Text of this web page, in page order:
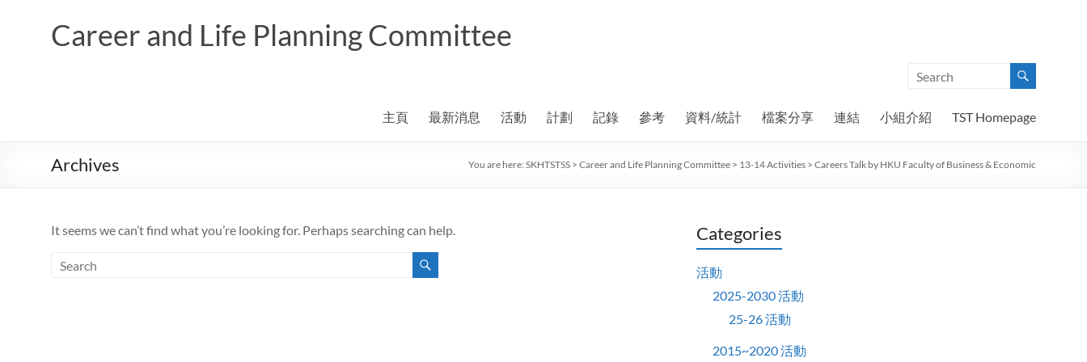
Career and Life Planning Committee
主頁 最新消息 活動 計劃 記錄 參考 資料/統計 檔案分享 連結 小組介紹 TST Homepage
Archives You are here: SKHTSTSS > Career and Life Planning Committee > 13-14 Activities > Careers Talk by HKU Faculty of Business & Economic
It seems we can’t find what you’re looking for. Perhaps searching can help. Categories
活動
2025-2030 活動
25-26 活動
2015~2020 活動